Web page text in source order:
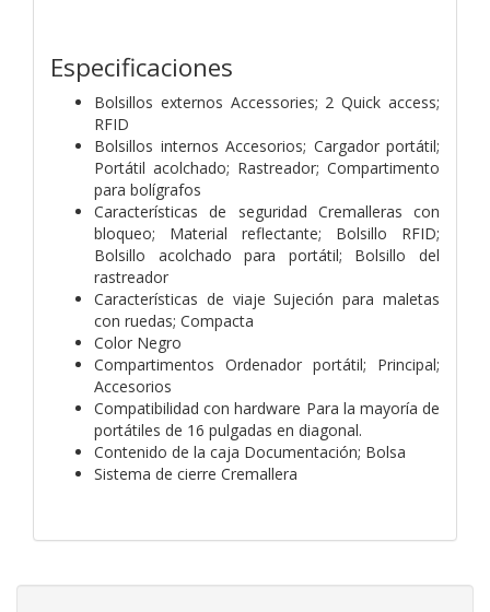
Especificaciones
Bolsillos externos Accessories; 2 Quick access;
RFID
Bolsillos internos Accesorios; Cargador portátil;
Portátil acolchado; Rastreador; Compartimento
para bolígrafos
Características de seguridad Cremalleras con
bloqueo; Material reflectante; Bolsillo RFID;
Bolsillo acolchado para portátil; Bolsillo del
rastreador
Características de viaje Sujeción para maletas
con ruedas; Compacta
Color Negro
Compartimentos Ordenador portátil; Principal;
Accesorios
Compatibilidad con hardware Para la mayoría de
portátiles de 16 pulgadas en diagonal.
Contenido de la caja Documentación; Bolsa
Sistema de cierre Cremallera